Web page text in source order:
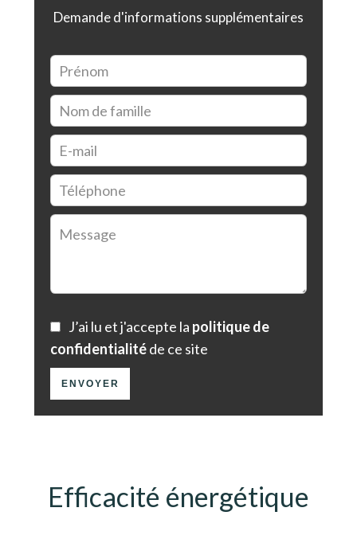
Demande d'informations supplémentaires
J’ai lu et j'accepte la politique de
confidentialitéde ce site
ENVOYER
Efficacité énergétique